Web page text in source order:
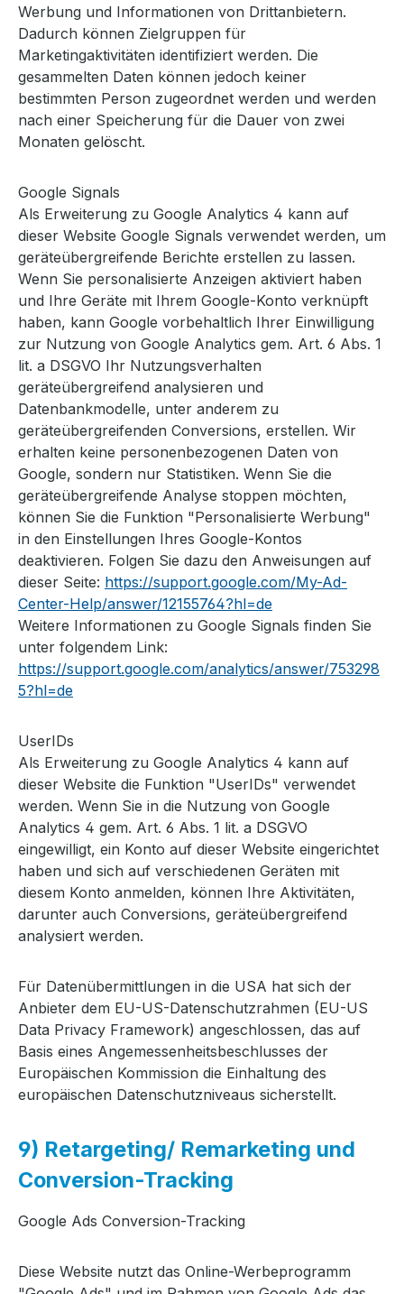
Werbung und Informationen von Drittanbietern.
Dadurch können Zielgruppen für
Marketingaktivitäten identifiziert werden. Die
gesammelten Daten können jedoch keiner
bestimmten Person zugeordnet werden und werden
nach einer Speicherung für die Dauer von zwei
Monaten gelöscht.
Google Signals
Als Erweiterung zu Google Analytics 4 kann auf
dieser Website Google Signals verwendet werden, um
geräteübergreifende Berichte erstellen zu lassen.
Wenn Sie personalisierte Anzeigen aktiviert haben
und Ihre Geräte mit Ihrem Google-Konto verknüpft
haben, kann Google vorbehaltlich Ihrer Einwilligung
zur Nutzung von Google Analytics gem. Art. 6 Abs. 1
lit. a DSGVO Ihr Nutzungsverhalten
geräteübergreifend analysieren und
Datenbankmodelle, unter anderem zu
geräteübergreifenden Conversions, erstellen. Wir
erhalten keine personenbezogenen Daten von
Google, sondern nur Statistiken. Wenn Sie die
geräteübergreifende Analyse stoppen möchten,
können Sie die Funktion "Personalisierte Werbung"
in den Einstellungen Ihres Google-Kontos
deaktivieren. Folgen Sie dazu den Anweisungen auf
dieser Seite: https://support.google.com/My-Ad-
Center-Help/answer/12155764?hl=de
Weitere Informationen zu Google Signals finden Sie
unter folgendem Link:
https://support.google.com/analytics/answer/753298
5?hl=de
UserIDs
Als Erweiterung zu Google Analytics 4 kann auf
dieser Website die Funktion "UserIDs" verwendet
werden. Wenn Sie in die Nutzung von Google
Analytics 4 gem. Art. 6 Abs. 1 lit. a DSGVO
eingewilligt, ein Konto auf dieser Website eingerichtet
haben und sich auf verschiedenen Geräten mit
diesem Konto anmelden, können Ihre Aktivitäten,
darunter auch Conversions, geräteübergreifend
analysiert werden.
Für Datenübermittlungen in die USA hat sich der
Anbieter dem EU-US-Datenschutzrahmen (EU-US
Data Privacy Framework) angeschlossen, das auf
Basis eines Angemessenheitsbeschlusses der
Europäischen Kommission die Einhaltung des
europäischen Datenschutzniveaus sicherstellt.
9) Retargeting/ Remarketing und
Conversion-Tracking
Google Ads Conversion-Tracking
Diese Website nutzt das Online-Werbeprogramm